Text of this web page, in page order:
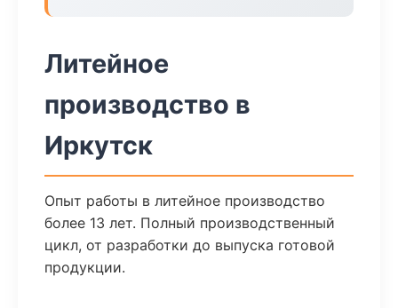
Литейное
производство в
Иркутск
Опыт работы в литейное производство
более 13 лет. Полный производственный
цикл, от разработки до выпуска готовой
продукции.